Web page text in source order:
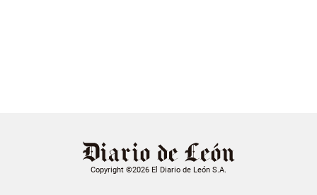
Copyright ©2026 El Diario de León S.A.